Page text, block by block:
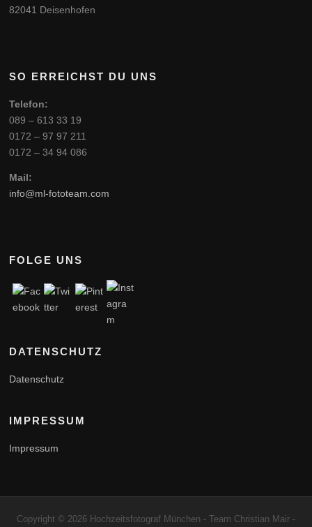
82041 Deisenhofen
SO ERREICHST DU UNS
Telefon:
089 – 613 33 19
0172 – 97 97 211
0172 – 34 94 086
Mail:
info@ml-fototeam.com
FOLGE UNS
DATENSCHUTZ
Datenschutz
IMPRESSUM
Impressum
Copyright © 2026 Hochzeitsfotograf München - Team Christian Mair -